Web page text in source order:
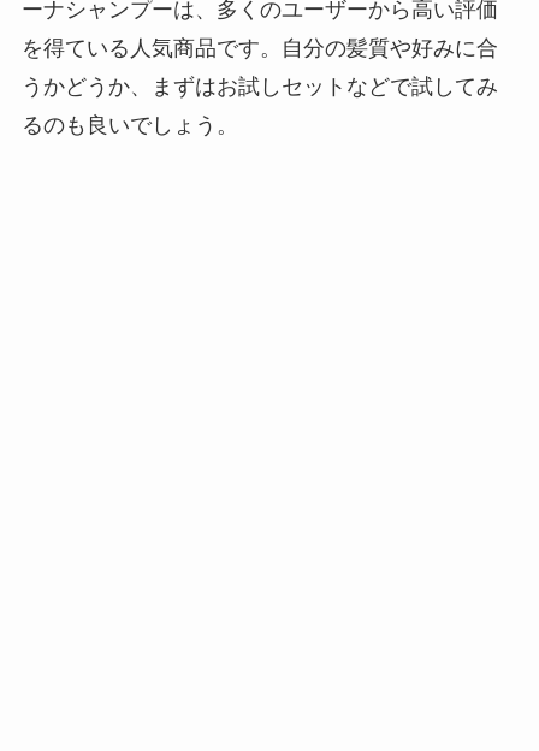
ーナシャンプーは、多くのユーザーから高い評価
を得ている人気商品です。自分の髪質や好みに合
うかどうか、まずはお試しセットなどで試してみ
るのも良いでしょう。